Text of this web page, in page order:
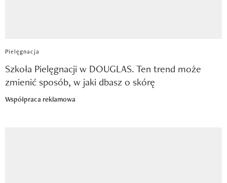
Pielęgnacja
Szkoła Pielęgnacji w DOUGLAS. Ten trend może
zmienić sposób, w jaki dbasz o skórę
Współpraca reklamowa